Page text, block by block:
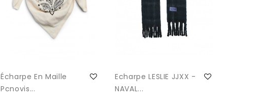
Écharpe En Maille
Pcnovis...
Echarpe LESLIE JJXX -
NAVAL...